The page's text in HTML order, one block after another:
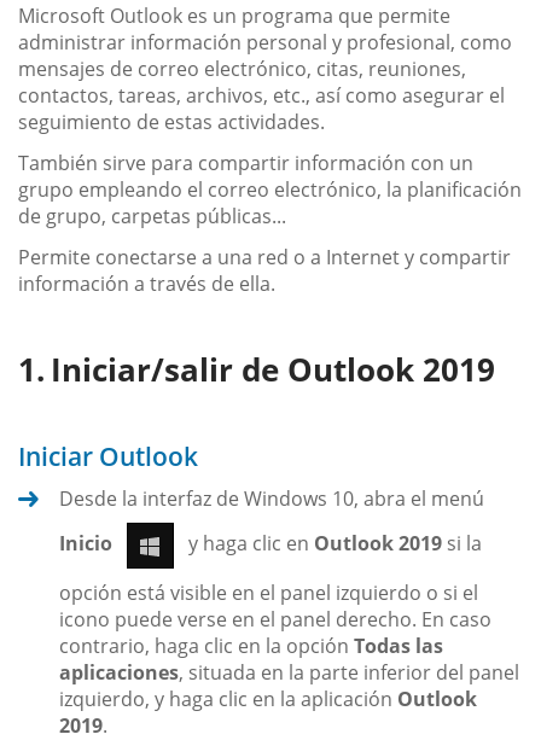
Microsoft Outlook es un programa que permite
administrar información personal y profesional, como
mensajes de correo electrónico, citas, reuniones,
contactos, tareas, archivos, etc., así como asegurar el
seguimiento de estas actividades.
También sirve para compartir información con un
grupo empleando el correo electrónico, la planificación
de grupo, carpetas públicas...
Permite conectarse a una red o a Internet y compartir
información a través de ella.
Iniciar/salir de Outlook 2019
Iniciar Outlook
Desde la interfaz de Windows 10, abra el menú
Inicio
y haga clic en Outlook 2019 si la
opción está visible en el panel izquierdo o si el
icono puede verse en el panel derecho. En caso
contrario, haga clic en la opción Todas las
aplicaciones, situada en la parte inferior del panel
izquierdo, y haga clic en la aplicación Outlook
2019.